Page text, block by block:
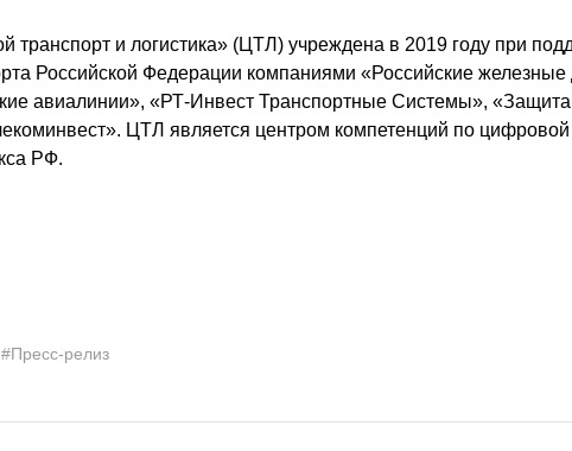
транспорт и логистика» (ЦТЛ) учреждена в 2019 году при
Российской Федерации компаниями «Российские железные
авиалинии», «РТ-Инвест Транспортные Системы»,
ЦТЛ является центром компетенций по
РФ.
#Пресс-релиз